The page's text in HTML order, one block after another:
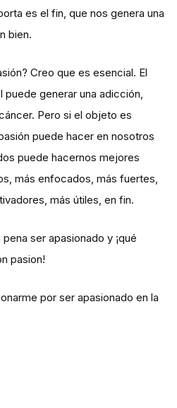
es el fin, que nos genera una
bien.
Creo que es esencial. El
generar una adicción,
Pero si el objeto es
puede hacer en nosotros
puede hacernos mejores
más enfocados, más fuertes,
más útiles, en fin.
ser apasionado y ¡qué
pasion!
por ser apasionado en la